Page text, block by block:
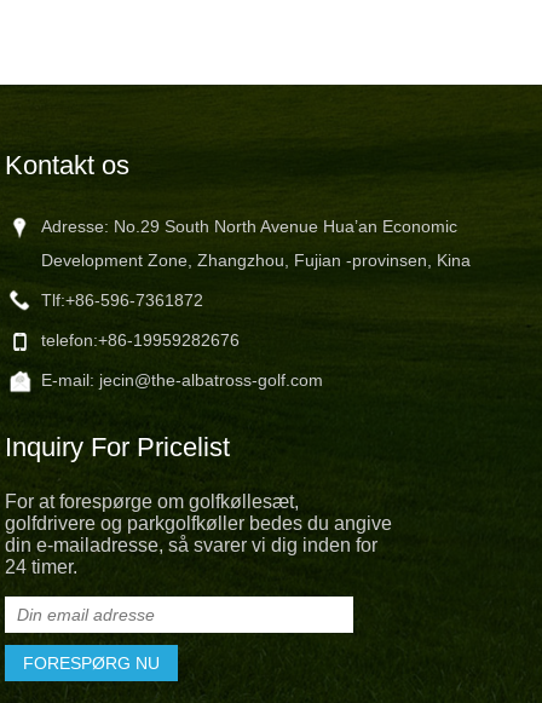
Kontakt os
Adresse: No.29 South North Avenue Hua’an Economic
Development Zone, Zhangzhou, Fujian -provinsen, Kina
Tlf:+86-596-7361872
telefon:+86-19959282676
E-mail: jecin@the-albatross-golf.com
Inquiry For Pricelist
For at forespørge om golfkøllesæt,
golfdrivere og parkgolfkøller bedes du angive
din e-mailadresse, så svarer vi dig inden for
24 timer.